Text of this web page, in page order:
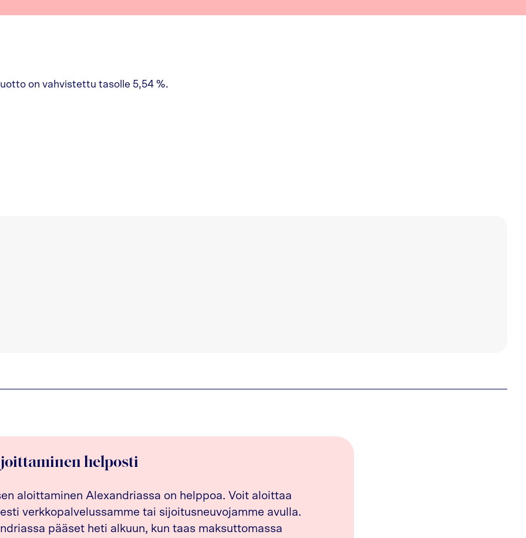
on vahvistettu tasolle 5,54 %.
helposti
aloittaminen Alexandriassa on helppoa. Voit aloittaa
verkkopalvelussamme tai sijoitusneuvojamme avulla.
pääset heti alkuun, kun taas maksuttomassa